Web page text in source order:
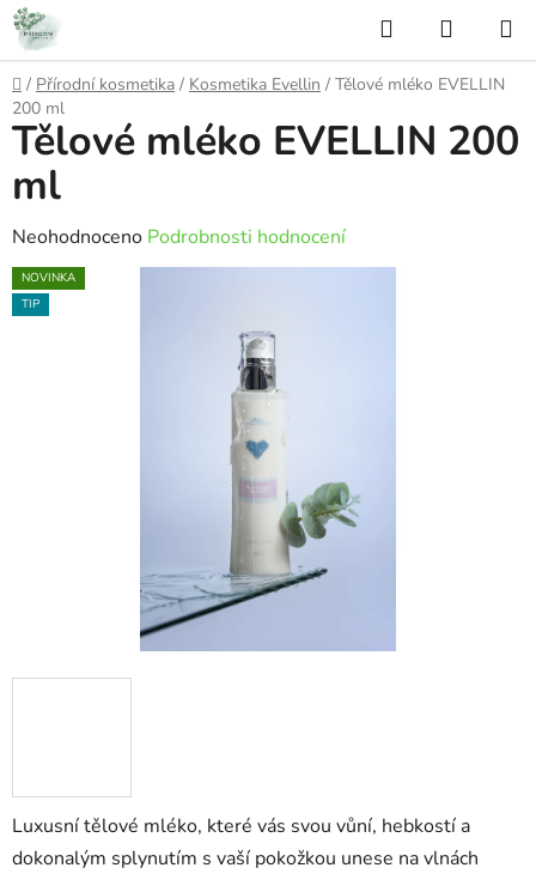
Přejít
na
obsah
Hledat
KOŠÍK
Domů
/ Přírodní kosmetika / Kosmetika Evellin / Tělové mléko EVELLIN
200 ml
Luxusní tělové mléko, které vás svou vůní, hebkostí a
dokonalým splynutím s vaší pokožkou unese na vlnách
Tělové mléko EVELLIN 200
ml
Průměrné
hodnocení
produktu
Neohodnoceno Podrobnosti hodnocení
NOVINKA
TIP